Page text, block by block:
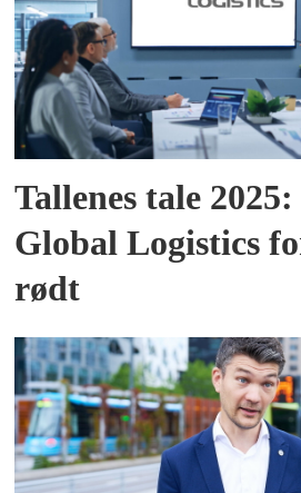
Tallenes tale 2025:
Global Logistics
rødt